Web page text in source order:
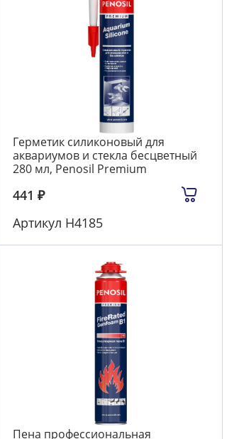
Герметик силиконовый для
аквариумов и стекла бесцветный
280 мл, Penosil Premium
441 ₽
Артикул Н4185
Пена профессиональная